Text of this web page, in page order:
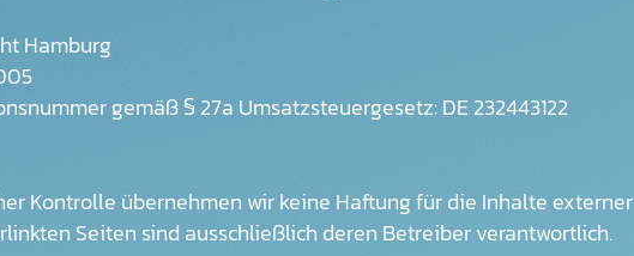
Hamburg
gemäß § 27a Umsatzsteuergesetz: DE 232443122
Kontrolle übernehmen wir keine Haftung für die Inhalte externer
Seiten sind ausschließlich deren Betreiber verantwortlich.